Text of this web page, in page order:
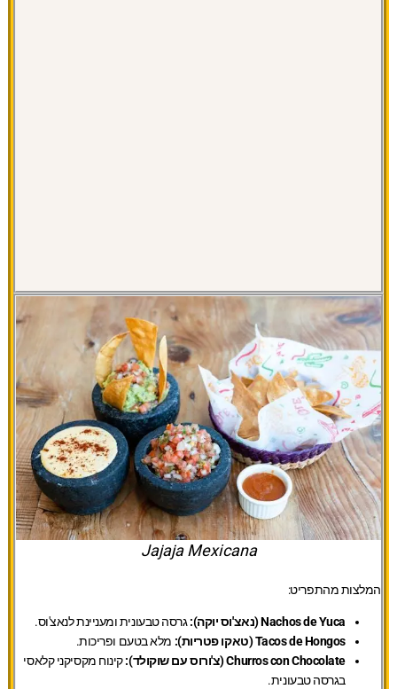
Jajaja Mexicana
המלצות מהתפריט:
Nachos de Yuca (נאצ'וס יוקה):
גרסה טבעונית ומעניינת לנאצ'וס.
Tacos de Hongos (טאקו פטריות):
מלא בטעם ופריכות.
Churros con Chocolate (צ'ורוס עם שוקולד):
קינוח מקסיקני קלאסי
בגרסה טבעונית.